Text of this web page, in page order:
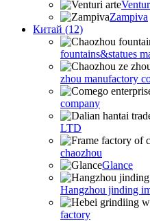
Zampiva
Китай (12)
fountains&statues
zhou manufactory
company
LTD
chaozhou
Glance
Hangzhou jinding
factory